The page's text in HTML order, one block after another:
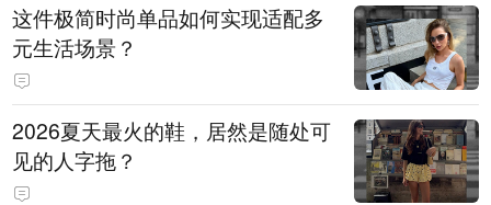
这件极简时尚单品如何实现适配多
元生活场景？
2026夏天最火的鞋，居然是随处可
见的人字拖？